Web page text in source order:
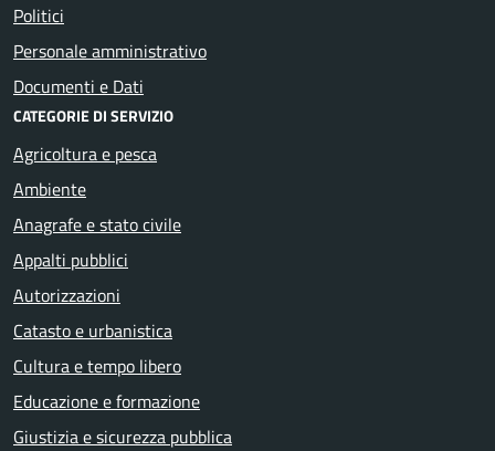
Politici
Personale amministrativo
Documenti e Dati
CATEGORIE DI SERVIZIO
Agricoltura e pesca
Ambiente
Anagrafe e stato civile
Appalti pubblici
Autorizzazioni
Catasto e urbanistica
Cultura e tempo libero
Educazione e formazione
Giustizia e sicurezza pubblica